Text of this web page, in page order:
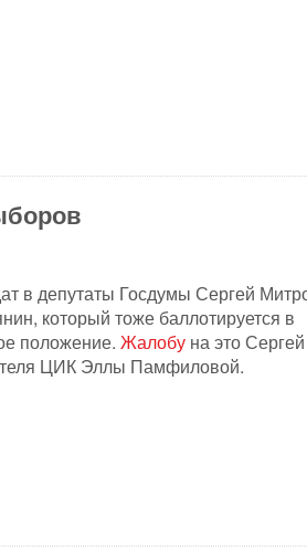
в депутаты Госдумы Сергей
который тоже баллотируется в
положение. Жалобу на это Сергей
ЦИК Эллы Памфиловой.